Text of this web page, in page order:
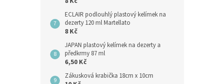
ECLAIR podlouhlý plastový kelímek na
dezerty 120 ml Martellato
8 Kč
JAPAN plastový kelímek na dezerty a
předkrmy 87 ml
6,50 Kč
Zákusková krabička 18cm x 10cm